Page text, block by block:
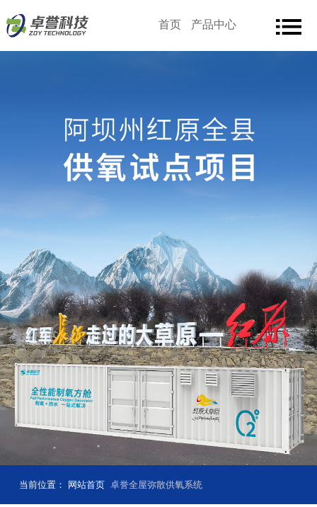
首页 产品中心
当前位置： 网站首页 卓誉全屋弥散供氧系统